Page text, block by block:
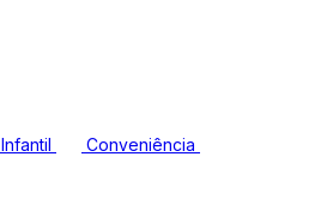
Infantil Conveniência